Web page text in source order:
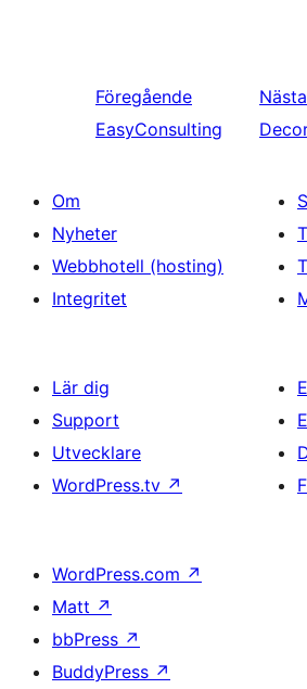
Föregående
EasyConsulting
Nästa
Om
Nyheter
Webbhotell (hosting)
Integritet
Lär dig
Support
Utvecklare
WordPress.tv ↗
WordPress.com ↗
Matt ↗
bbPress ↗
BuddyPress ↗